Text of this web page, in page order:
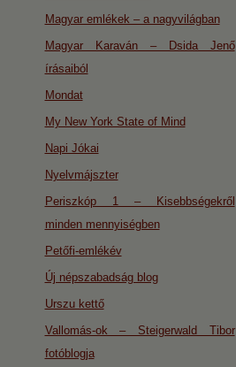
Magyar emlékek – a nagyvilágban
Magyar Karaván – Dsida Jenő
írásaiból
Mondat
My New York State of Mind
Napi Jókai
Nyelvmájszter
Periszkóp 1 – Kisebbségekről
minden mennyiségben
Petőfi-emlékév
Új népszabadság blog
Urszu kettő
Vallomás-ok – Steigerwald Tibor
fotóblogja